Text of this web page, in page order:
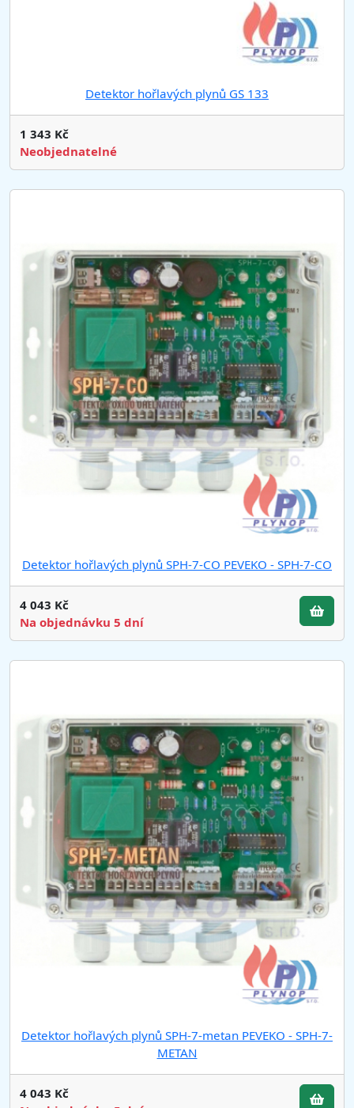
Detektor hořlavých plynů GS 133
1 343 Kč
Neobjednatelné
Detektor hořlavých plynů SPH-7-CO PEVEKO - SPH-7-CO
4 043 Kč
Na objednávku 5 dní
Detektor hořlavých plynů SPH-7-metan PEVEKO - SPH-7-
METAN
4 043 Kč